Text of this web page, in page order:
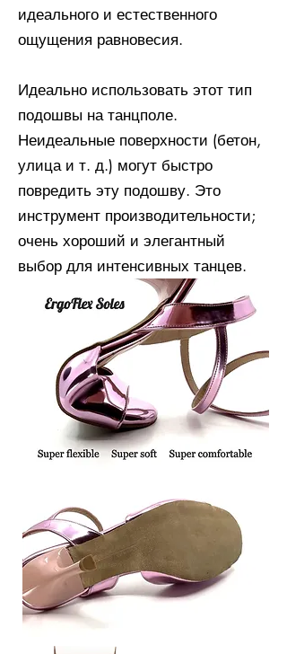
идеального и естественного
ощущения равновесия.
Идеально использовать этот тип
подошвы на танцполе.
Неидеальные поверхности (бетон,
улица и т. д.) могут быстро
повредить эту подошву. Это
инструмент производительности;
очень хороший и элегантный
выбор для интенсивных танцев.